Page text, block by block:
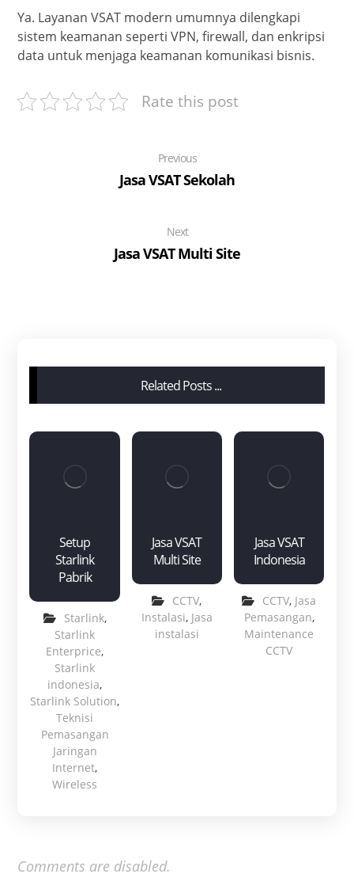
Ya. Layanan VSAT modern umumnya dilengkapi
sistem keamanan seperti VPN, firewall, dan enkripsi
data untuk menjaga keamanan komunikasi bisnis.
Rate this post
Previous
Jasa VSAT Sekolah
Next
Jasa VSAT Multi Site
Related Posts ...
Setup
Starlink
Pabrik
Starlink,
Starlink
Enterprice,
Starlink
indonesia,
Starlink Solution,
Teknisi
Pemasangan
Jaringan
Internet,
Wireless
Jasa VSAT
Multi Site
CCTV,
Instalasi, Jasa
instalasi
Jasa VSAT
Indonesia
CCTV, Jasa
Pemasangan,
Maintenance
CCTV
Comments are disabled.